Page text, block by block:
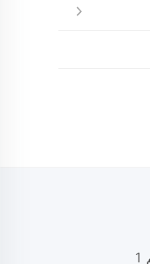
Add: الرقم 201، الشارع رقم 1